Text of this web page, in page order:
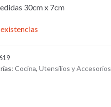
30cm x 7cm
existencias
Cocina,Utensílios y Accesorios